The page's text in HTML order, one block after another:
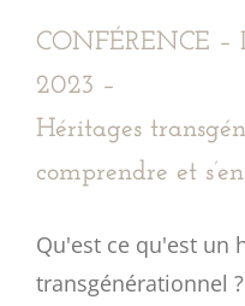
CONFÉRENCE
2023 –
Héritages
comprendre et
Qu'est ce qu'est un
transgénérationnel